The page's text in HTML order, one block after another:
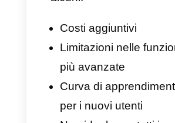
ecco perché,
tutti gli aspetti
di Olark chat.